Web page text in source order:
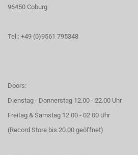
96450 Coburg
Tel.: +49 (0)9561 795348
Doors:
Dienstag - Donnerstag 12.00 - 22.00 Uhr
Freitag & Samstag 12.00 - 02.00 Uhr
(Record Store bis 20.00 geöffnet)